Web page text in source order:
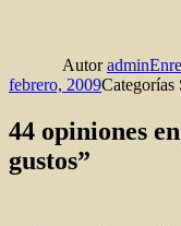
Autor
febrero, 2009Categorías
44 opiniones
gustos”